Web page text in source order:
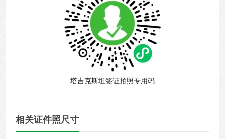
塔吉克斯坦签证拍照专用码
相关证件照尺寸